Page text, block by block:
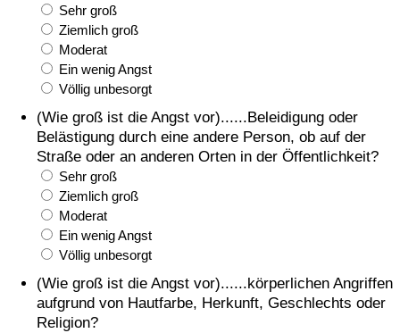
Sehr groß
Ziemlich groß
Moderat
Ein wenig Angst
Völlig unbesorgt
(Wie groß ist die Angst vor)......Beleidigung oder
Belästigung durch eine andere Person, ob auf der
Straße oder an anderen Orten in der Öffentlichkeit?
Sehr groß
Ziemlich groß
Moderat
Ein wenig Angst
Völlig unbesorgt
(Wie groß ist die Angst vor)......körperlichen Angriffen
aufgrund von Hautfarbe, Herkunft, Geschlechts oder
Religion?